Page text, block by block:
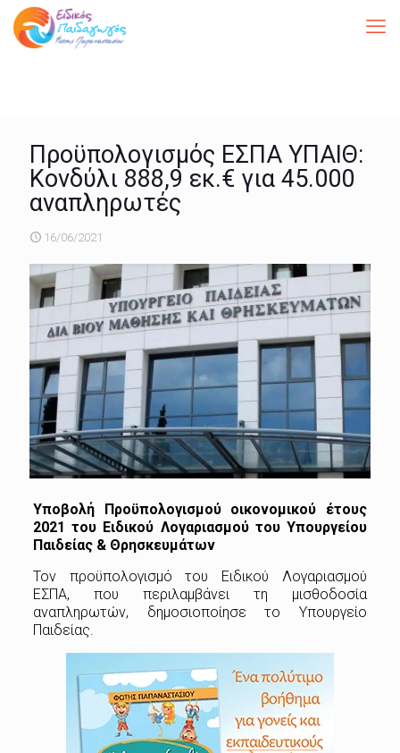
Προϋπολογισμός ΕΣΠΑ ΥΠΑΙΘ:
Κονδύλι 888,9 εκ.€ για 45.000
αναπληρωτές
16/06/2021
Υποβολή Προϋπολογισμού οικονομικού έτους
2021 του Ειδικού Λογαριασμού του Υπουργείου
Παιδείας & Θρησκευμάτων
Τον προϋπολογισμό του Ειδικού Λογαριασμού
ΕΣΠΑ, που περιλαμβάνει τη μισθοδοσία
αναπληρωτών, δημοσιοποίησε το Υπουργείο
Παιδείας.